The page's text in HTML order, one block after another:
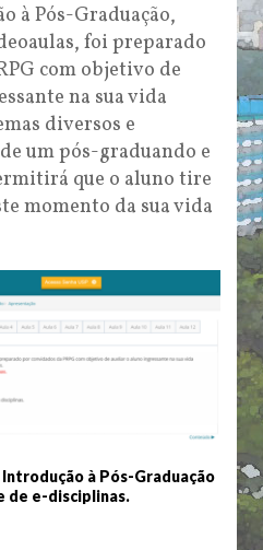
à Pós-Graduação,
foi preparado
com objetivo de
na sua vida
diversos e
um pós-graduando e
que o aluno tire
momento da sua vida
à Pós-Graduação
de e-disciplinas.